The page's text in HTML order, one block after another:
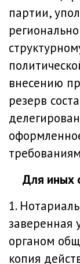
партии,
внесению
резерв
Для иных
1.
заверенная
органом
копия